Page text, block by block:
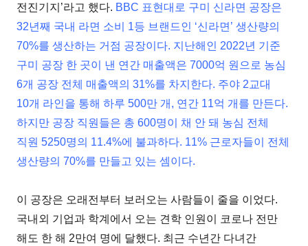
전진기지’라고 했다. BBC 표현대로 구미 신라면 공장은
32년째 국내 라면 소비 1등 브랜드인 ‘신라면’ 생산량의
70%를 생산하는 거점 공장이다. 지난해인 2022년 기준
구미 공장 한 곳이 낸 연간 매출액은 7000억 원으로 농심
6개 공장 전체 매출액의 31%를 차지한다. 주야 2교대
10개 라인을 통해 하루 500만 개, 연간 11억 개를 만든다.
하지만 공장 직원들은 총 600명이 채 안 돼 농심 전체
직원 5250명의 11.4%에 불과하다. 11% 근로자들이 전체
생산량의 70%를 만들고 있는 셈이다.
이 공장은 오래전부터 보러오는 사람들이 줄을 이었다.
국내외 기업과 학계에서 오는 견학 인원이 코로나 전만
해도 한 해 2만여 명에 달했다. 최근 수년간 다녀간